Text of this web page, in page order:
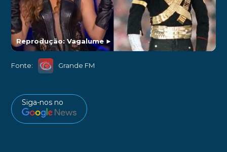
Reprodução: Vagalume►
Fonte: Grande FM
Siga-nos no